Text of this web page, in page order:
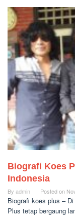
Biografi Koes
Indonesia
By admin Posted on
Biografi koes plus –
Plus tetap bergaung